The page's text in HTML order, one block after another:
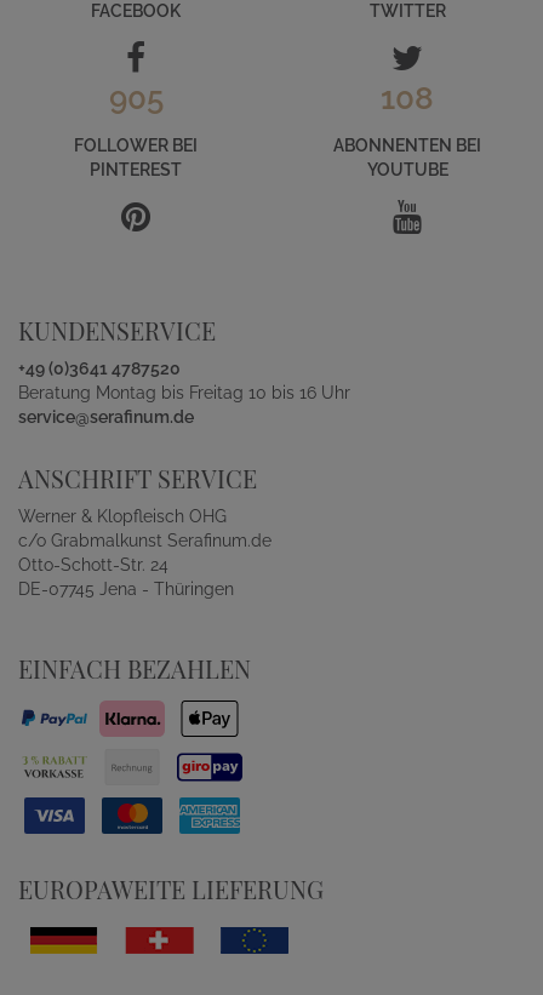
FACEBOOK
TWITTER
905
FOLLOWER BEI
PINTEREST
108
ABONNENTEN BEI
YOUTUBE
KUNDENSERVICE
+49 (0)3641 4787520
Beratung Montag bis Freitag 10 bis 16 Uhr
service@serafinum.de
ANSCHRIFT SERVICE
Werner & Klopfleisch OHG
c/o Grabmalkunst Serafinum.de
Otto-Schott-Str. 24
DE-07745 Jena - Thüringen
EINFACH BEZAHLEN
EUROPAWEITE LIEFERUNG